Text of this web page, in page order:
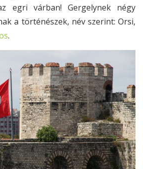
egri várban! Gergelynek négy
a történészek, név szerint: Orsi,
.